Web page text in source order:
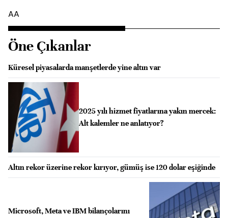
AA
Öne Çıkanlar
Küresel piyasalarda manşetlerde yine altın var
2025 yılı hizmet fiyatlarına yakın mercek:
Alt kalemler ne anlatıyor?
Altın rekor üzerine rekor kırıyor, gümüş ise 120 dolar eşiğinde
Microsoft, Meta ve IBM bilançolarını